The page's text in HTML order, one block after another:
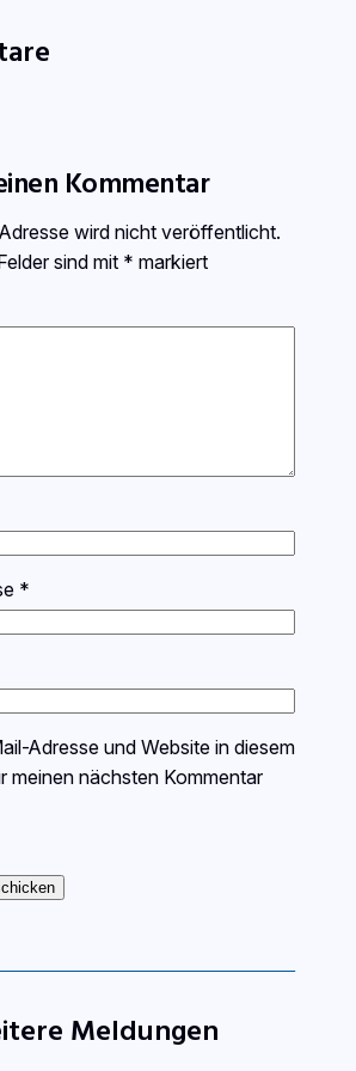
Kommentar
wird nicht veröffentlicht.
sind mit * markiert
*
Adresse und Website in diesem
meinen nächsten Kommentar
Meldungen